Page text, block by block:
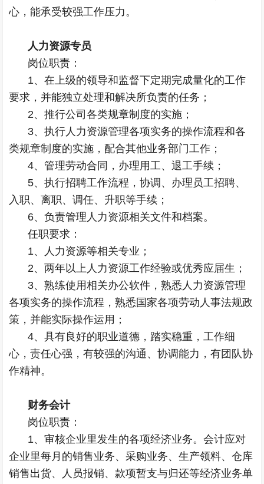
心，能承受较强工作压力。
人力资源专员
岗位职责：
1、在上级的领导和监督下定期完成量化的工作
要求，并能独立处理和解决所负责的任务；
2、推行公司各类规章制度的实施；
3、执行人力资源管理各项实务的操作流程和各
类规章制度的实施，配合其他业务部门工作；
4、管理劳动合同，办理用工、退工手续；
5、执行招聘工作流程，协调、办理员工招聘、
入职、离职、调任、升职等手续；
6、负责管理人力资源相关文件和档案。
任职要求：
1、人力资源等相关专业；
2、两年以上人力资源工作经验或优秀应届生；
3、熟练使用相关办公软件，熟悉人力资源管理
各项实务的操作流程，熟悉国家各项劳动人事法规政
策，并能实际操作运用；
4、具有良好的职业道德，踏实稳重，工作细
心，责任心强，有较强的沟通、协调能力，有团队协
作精神。
财务会计
岗位职责：
1、审核企业里发生的各项经济业务。会计应对
企业里每月的销售业务、采购业务、生产领料、仓库
销售出货、人员报销、款项暂支与归还等经济业务单